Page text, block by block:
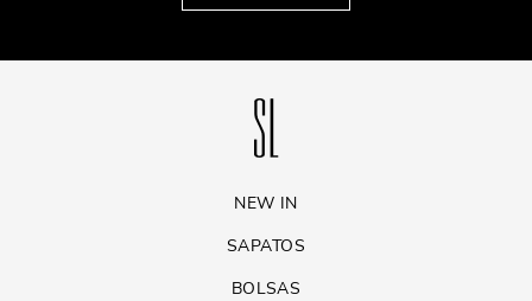
NEW IN
SAPATOS
BOLSAS